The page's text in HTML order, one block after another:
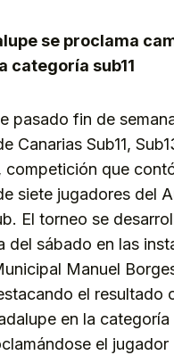
se proclama
categoría sub11
pasado fin de
Canarias Sub11,
competición que
siete jugadores del
El torneo se
del sábado en las
Manuel
el resultado
en la categoría
el jugador